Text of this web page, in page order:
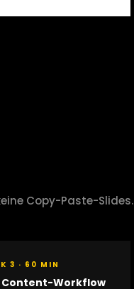
Copy-Paste-Slides.
3 · 60 MIN
Content-Workflow